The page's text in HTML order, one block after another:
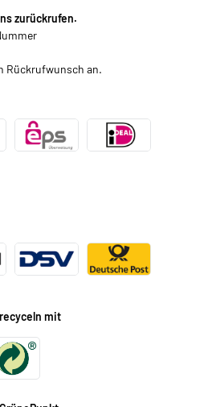
zurückrufen.
Rückrufwunsch an.
mit